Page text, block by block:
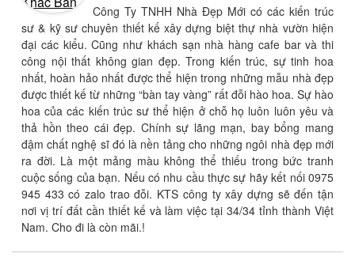
Công Ty TNHH Nhà Đẹp Mới có các kiến trúc
sư & kỹ sư chuyên thiết kế xây dựng biệt thự nhà vườn hiện
đại các kiểu. Cũng như khách sạn nhà hàng cafe bar và thi
công nội thất không gian đẹp. Trong kiến trúc, sự tinh hoa
nhất, hoàn hảo nhất được thể hiện trong những mẫu nhà đẹp
được thiết kế từ những “bàn tay vàng” rất đỗi hào hoa. Sự hào
hoa của các kiến trúc sư thể hiện ở chỗ họ luôn luôn yêu và
thả hồn theo cái đẹp. Chính sự lãng mạn, bay bổng mang
đậm chất nghệ sĩ đó là nền tảng cho những ngôi nhà đẹp mới
ra đời. Là một mảng màu không thể thiếu trong bức tranh
cuộc sống của bạn. Nếu có nhu cầu thực sự hãy kết nối 0975
945 433 có zalo trao đỗi. KTS công ty xây dựng sẽ đến tận
nơi vị trí đất cần thiết kế và làm việc tại 34/34 tỉnh thành Việt
Nam. Cho đi là còn mãi.!